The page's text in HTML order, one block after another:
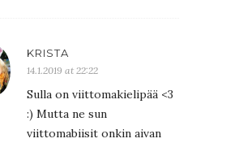
KRISTA
14.1.2019 at 22:22
Sulla on viittomakielipää <3
:) Mutta ne sun
viittomabiisit onkin aivan